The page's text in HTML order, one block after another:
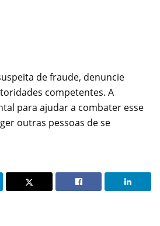
de fraude, denuncie
competentes. A
para ajudar a combater esse
outras pessoas de se